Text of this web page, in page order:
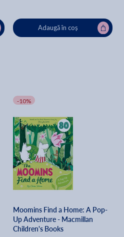
Adaugă în coș
-10%
Moomins Find a Home: A Pop-
Up Adventure - Macmillan
Children's Books